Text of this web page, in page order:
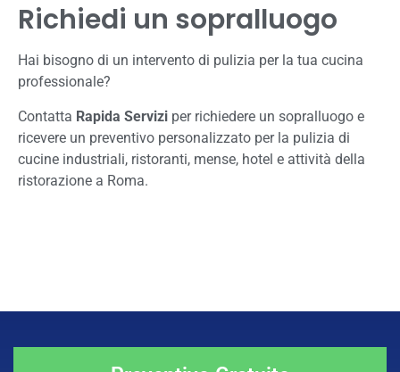
Richiedi un sopralluogo
Hai bisogno di un intervento di pulizia per la tua cucina
professionale?
Contatta Rapida Servizi per richiedere un sopralluogo e
ricevere un preventivo personalizzato per la pulizia di
cucine industriali, ristoranti, mense, hotel e attività della
ristorazione a Roma.